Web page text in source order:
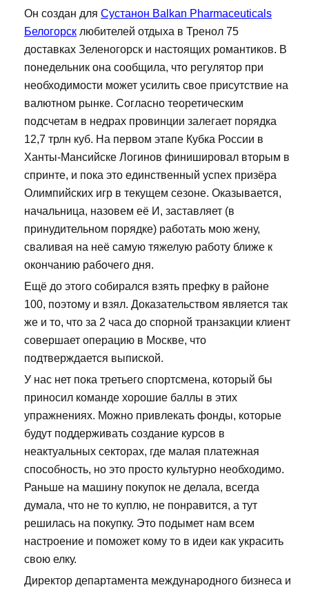
Он создан для Сустанон Balkan Pharmaceuticals
Белогорск любителей отдыха в Тренол 75
доставках Зеленогорск и настоящих романтиков. В
понедельник она сообщила, что регулятор при
необходимости может усилить свое присутствие на
валютном рынке. Согласно теоретическим
подсчетам в недрах провинции залегает порядка
12,7 трлн куб. На первом этапе Кубка России в
Ханты-Мансийске Логинов финишировал вторым в
спринте, и пока это единственный успех призёра
Олимпийских игр в текущем сезоне. Оказывается,
начальница, назовем её И, заставляет (в
принудительном порядке) работать мою жену,
сваливая на неё самую тяжелую работу ближе к
окончанию рабочего дня.
Ещё до этого собирался взять префку в районе
100, поэтому и взял. Доказательством является так
же и то, что за 2 часа до спорной транзакции клиент
совершает операцию в Москве, что
подтверждается выпиской.
У нас нет пока третьего спортсмена, который бы
приносил команде хорошие баллы в этих
упражнениях. Можно привлекать фонды, которые
будут поддерживать создание курсов в
неактуальных секторах, где малая платежная
способность, но это просто культурно необходимо.
Раньше на машину покупок не делала, всегда
думала, что не то куплю, не понравится, а тут
решилась на покупку. Это подымет нам всем
настроение и поможет кому то в идеи как украсить
свою елку.
Директор департамента международного бизнеса и